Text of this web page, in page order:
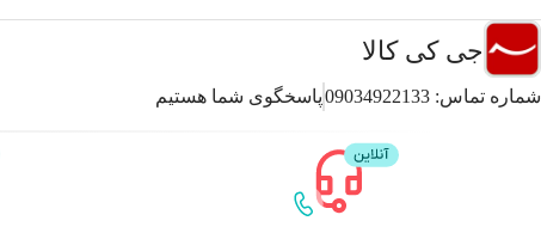
جی کی کالا
شماره تماس: 09034922133پاسخگوی شما هستیم